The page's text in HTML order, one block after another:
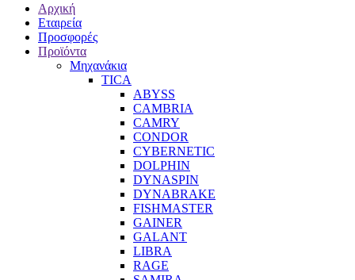
Αρχική
Εταιρεία
Προσφορές
Προϊόντα
Μηχανάκια
TICA
ABYSS
CAMBRIA
CAMRY
CONDOR
CYBERNETIC
DOLPHIN
DYNASPIN
DYNABRAKE
FISHMASTER
GAINER
GALANT
LIBRA
RAGE